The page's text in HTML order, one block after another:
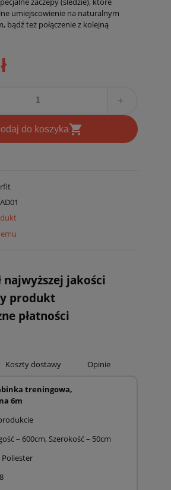
umiejscowienie na naturalnym
bądź też połączenie z kolejną
add
odaj do koszykashopping_cart
najwyższej jakości
produkt
płatności
Koszty dostawy Opinie
treningowa,
6m
– 600cm, Szerokość – 50cm
Poliester